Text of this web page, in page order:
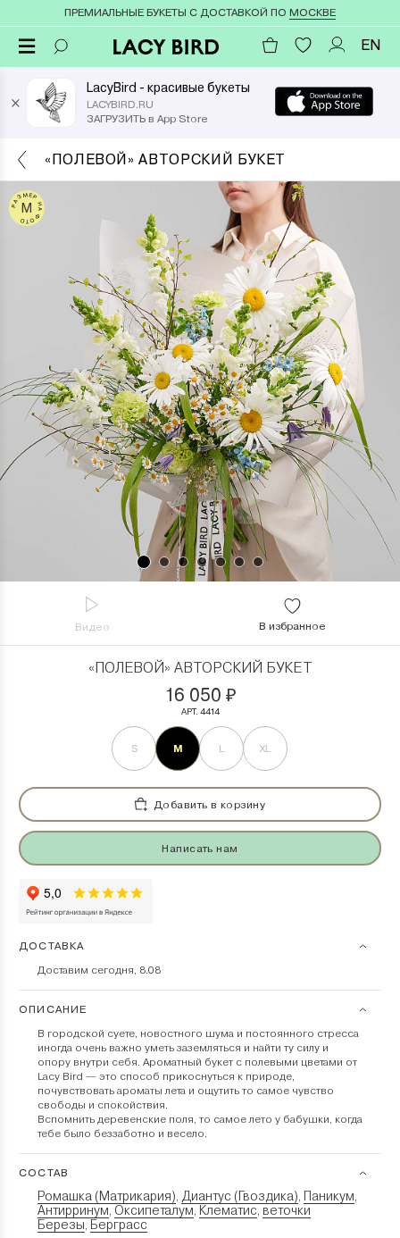
ПРЕМИАЛЬНЫЕ БУКЕТЫ С ДОСТАВКОЙ ПО МОСКВЕ
EN
×
LacyBird - красивые букеты
LACYBIRD.RU
ЗАГРУЗИТЬ в App Store
«ПОЛЕВОЙ» АВТОРСКИЙ БУКЕТ
РАЗМЕР НА ФОТО
M
Видео В избранное
«ПОЛЕВОЙ» АВТОРСКИЙ БУКЕТ
16 050 ₽
АРТ. 4414
S M L XL
Добавить в корзину
Написать нам
ДОСТАВКА
Доставим сегодня, 8.08
ОПИСАНИЕ
В городской суете, новостного шума и постоянного стресса
иногда очень важно уметь заземляться и найти ту силу и
опору внутри себя. Ароматный букет с полевыми цветами от
Lacy Bird — это способ прикоснуться к природе,
почувствовать ароматы лета и ощутить то самое чувство
свободы и спокойствия.
Вспомнить деревенские поля, то самое лето у бабушки, когда
тебе было беззаботно и весело.
СОСТАВ
Ромашка (Матрикария), Диантус (Гвоздика), Паникум,
Антирринум, Оксипеталум, Клематис, веточки
Березы, Берграсс